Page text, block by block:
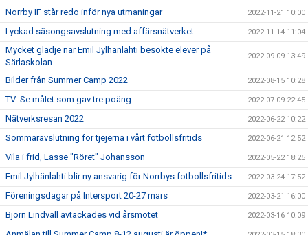
Norrby IF står redo inför nya utmaningar 2022-11-21 10:00
Lyckad säsongsavslutning med affärsnätverket 2022-11-14 11:04
Mycket glädje när Emil Jylhänlahti besökte elever på
Särlaskolan
2022-09-09 13:49
Bilder från Summer Camp 2022 2022-08-15 10:28
TV: Se målet som gav tre poäng 2022-07-09 22:45
Nätverksresan 2022 2022-06-22 10:22
Sommaravslutning för tjejerna i vårt fotbollsfritids 2022-06-21 12:52
Vila i frid, Lasse "Röret" Johansson 2022-05-22 18:25
Emil Jylhänlahti blir ny ansvarig för Norrbys fotbollsfritids 2022-03-24 17:52
Föreningsdagar på Intersport 20-27 mars 2022-03-21 16:00
Björn Lindvall avtackades vid årsmötet 2022-03-16 10:09